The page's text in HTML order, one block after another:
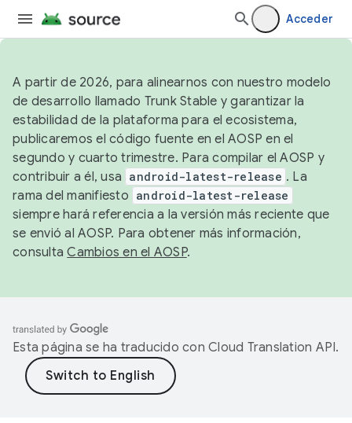
Acceder
A partir de 2026, para alinearnos con nuestro modelo
de desarrollo llamado Trunk Stable y garantizar la
estabilidad de la plataforma para el ecosistema,
publicaremos el código fuente en el AOSP en el
segundo y cuarto trimestre. Para compilar el AOSP y
contribuir a él, usa android-latest-release . La
rama del manifiesto android-latest-release
siempre hará referencia a la versión más reciente que
se envió al AOSP. Para obtener más información,
consultaCambios en el AOSP.
Esta página se ha traducido con Cloud Translation API.